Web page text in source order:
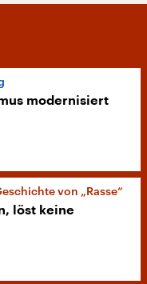
modernisiert
von „Rasse“
löst keine